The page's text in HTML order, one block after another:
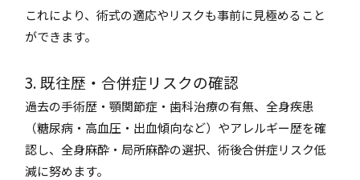
これにより、術式の適応やリスクも事前に見極めること
ができます。
3. 既往歴・合併症リスクの確認
過去の手術歴・顎関節症・歯科治療の有無、全身疾患
（糖尿病・高血圧・出血傾向など）やアレルギー歴を確
認し、全身麻酔・局所麻酔の選択、術後合併症リスク低
減に努めます。